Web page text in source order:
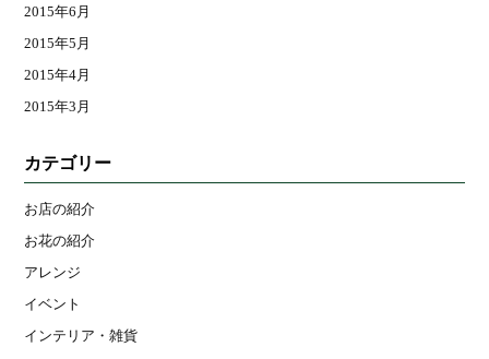
2015年6月
2015年5月
2015年4月
2015年3月
カテゴリー
お店の紹介
お花の紹介
アレンジ
イベント
インテリア・雑貨